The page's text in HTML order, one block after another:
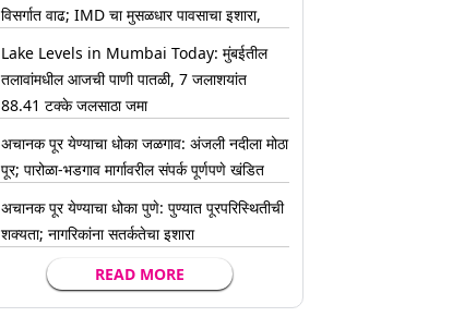
विसर्गात वाढ; IMD चा मुसळधार पावसाचा इशारा,
Lake Levels in Mumbai Today: मुंबईतील
तलावांमधील आजची पाणी पातळी, 7 जलाशयांत
88.41 टक्के जलसाठा जमा
अचानक पूर येण्याचा धोका जळगाव: अंजली नदीला मोठा
पूर; पारोळा-भडगाव मार्गावरील संपर्क पूर्णपणे खंडित
अचानक पूर येण्याचा धोका पुणे: पुण्यात पूरपरिस्थितीची
शक्यता; नागरिकांना सतर्कतेचा इशारा
READ MORE